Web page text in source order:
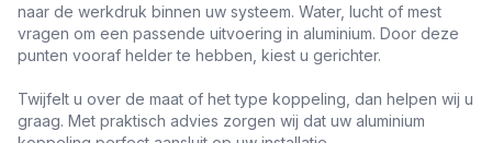
naar de werkdruk binnen uw systeem. Water, lucht of mest
vragen om een passende uitvoering in aluminium. Door deze
punten vooraf helder te hebben, kiest u gerichter.
Twijfelt u over de maat of het type koppeling, dan helpen wij u
graag. Met praktisch advies zorgen wij dat uw aluminium